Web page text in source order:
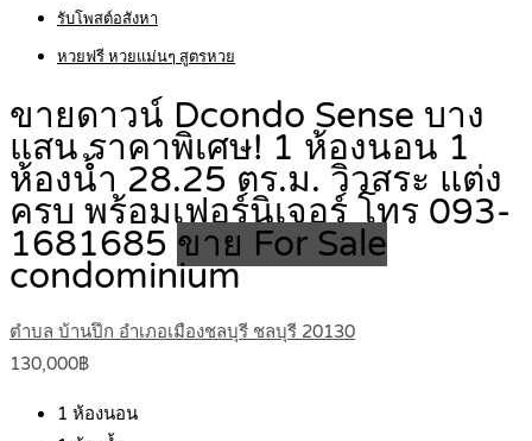
รับโพสต์อสังหา
หวยฟรี หวยแม่นๆ สูตรหวย
ขายดาวน์ Dcondo Sense บาง
แสน ราคาพิเศษ! 1 ห้องนอน 1
ห้องน้ำ 28.25 ตร.ม. วิวสระ แต่ง
ครบ พร้อมเฟอร์นิเจอร์ โทร 093-
1681685 ขาย For Sale
condominium
ตำบล บ้านปึก อำเภอเมืองชลบุรี ชลบุรี 20130
130,000฿
1 ห้องนอน